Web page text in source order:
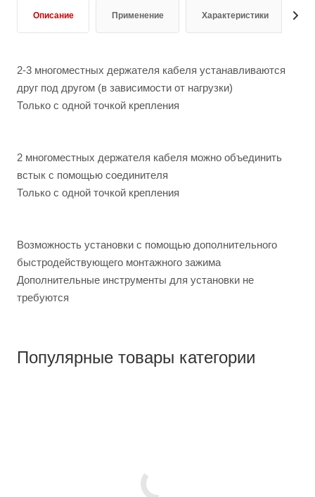
Описание Применение Характеристики
2-3 многоместных держателя кабеля устанавливаются
друг под другом (в зависимости от нагрузки)
Только с одной точкой крепления
2 многоместных держателя кабеля можно объединить
встык с помощью соединителя
Только с одной точкой крепления
Возможность установки с помощью дополнительного
быстродействующего монтажного зажима
Дополнительные инструменты для установки не
требуются
Популярные товары категории